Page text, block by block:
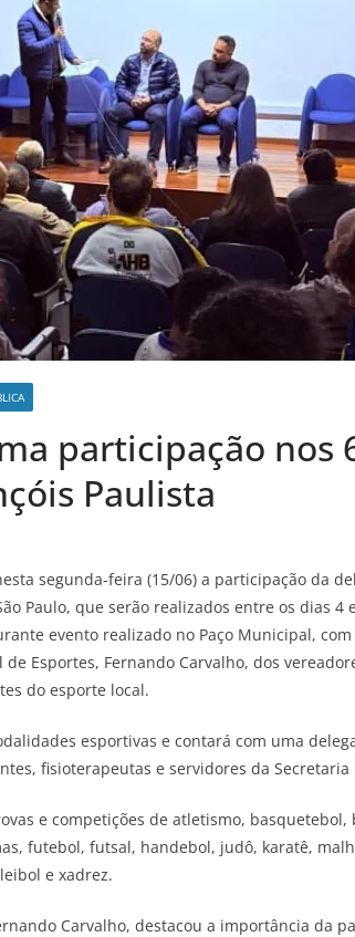
participação nos
Paulista
segunda-feira (15/06) a participação da
Paulo, que serão realizados entre os dias 4
evento realizado no Paço Municipal,
Esportes, Fernando Carvalho, dos
do esporte local.
esportivas e contará com uma
fisioterapeutas e servidores da
e competições de atletismo, basquetebol,
futebol, futsal, handebol, judô, karatê,
e xadrez.
Carvalho, destacou a importância da